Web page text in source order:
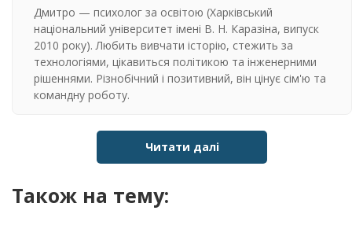
Дмитро — психолог за освітою (Харківський
національний університет імені В. Н. Каразіна, випуск
2010 року). Любить вивчати історію, стежить за
технологіями, цікавиться політикою та інженерними
рішеннями. Різнобічний і позитивний, він цінує сім'ю та
командну роботу.
Читати далі
Також на тему: